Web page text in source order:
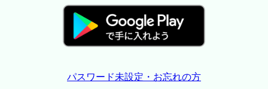
パスワード未設定・お忘れの方